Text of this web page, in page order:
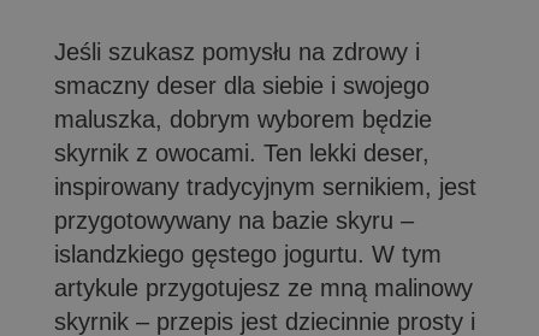
Jeśli szukasz pomysłu na zdrowy i
smaczny deser dla siebie i swojego
maluszka, dobrym wyborem będzie
skyrnik z owocami. Ten lekki deser,
inspirowany tradycyjnym sernikiem, jest
przygotowywany na bazie skyru –
islandzkiego gęstego jogurtu. W tym
artykule przygotujesz ze mną malinowy
skyrnik – przepis jest dziecinnie prosty i